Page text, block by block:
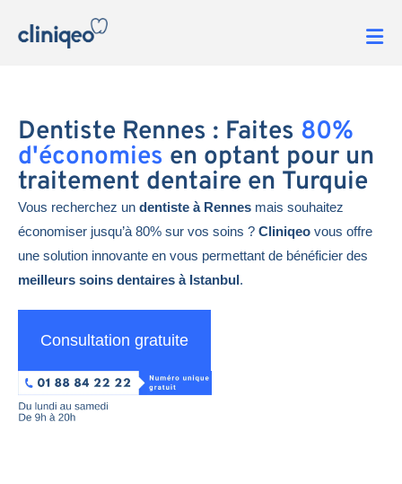
Dentiste Rennes : Faites 80%
d'économies en optant pour un
traitement dentaire en Turquie
Vous recherchez un dentiste à Rennes mais souhaitez
économiser jusqu’à 80% sur vos soins ? Cliniqeo vous offre
une solution innovante en vous permettant de bénéficier des
meilleurs soins dentaires à Istanbul.
Consultation gratuite